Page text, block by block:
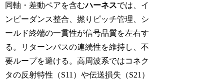
同軸・差動ペアを含むハーネスでは、イ
ンピーダンス整合、撚りピッチ管理、シ
ールド終端の一貫性が信号品質を左右す
る。リターンパスの連続性を維持し、不
要ループを避ける。高周波系ではコネク
タの反射特性（S11）や伝送損失（S21）